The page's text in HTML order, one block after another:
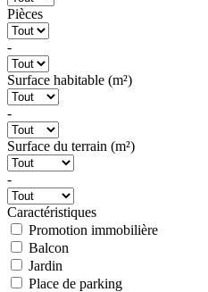
Pièces
-
Surface habitable (m²)
-
Surface du terrain (m²)
-
Caractéristiques
Promotion immobilière
Balcon
Jardin
Place de parking